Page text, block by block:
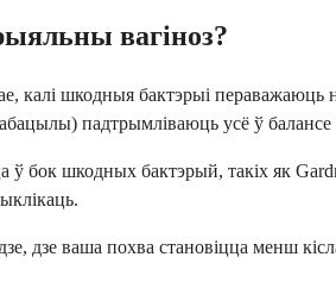
вагіноз?
калі шкодныя бактэрыі
падтрымліваюць усё ў балансе
ў бок шкодных бактэрый, такіх як
дзе ваша похва становіцца менш